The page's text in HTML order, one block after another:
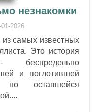
незнакомки
01-2026
самых известных
Это история
и поглотившей
оставшейся